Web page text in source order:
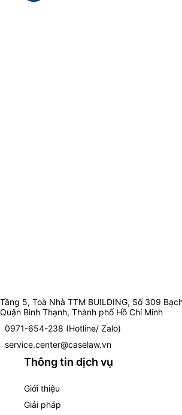
Tầng 5, Toà Nhà TTM BUILDING, Số 309
Quận Bình Thạnh, Thành phố Hồ Chí Minh
0971-654-238 (Hotline/ Zalo)
service.center@caselaw.vn
Thông tin dịch vụ
Giới thiệu
Giải pháp